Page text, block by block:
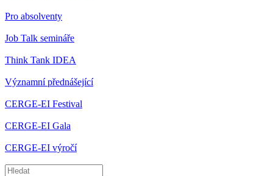
Pro absolventy
Job Talk semináře
Think Tank IDEA
Významní přednášející
CERGE-EI Festival
CERGE-EI Gala
CERGE-EI výročí